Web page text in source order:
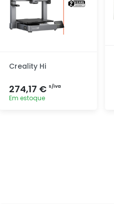
Creality Hi
274,17 € s/iva
Em estoque